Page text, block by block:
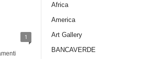
1
Africa
America
Art Gallery
BANCAVERDE